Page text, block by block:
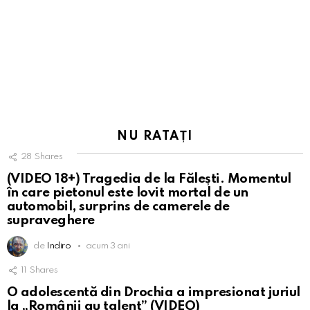
NU RATAȚI
28 Shares
(VIDEO 18+) Tragedia de la Fălești. Momentul
în care pietonul este lovit mortal de un
automobil, surprins de camerele de
supraveghere
de Indiro acum 3 ani
11 Shares
O adolescentă din Drochia a impresionat juriul
la „Românii au talent” (VIDEO)